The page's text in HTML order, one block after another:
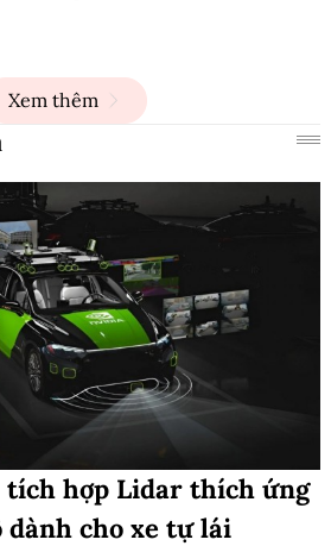
Xem thêm
tích hợp Lidar thích ứng
dành cho xe tự lái